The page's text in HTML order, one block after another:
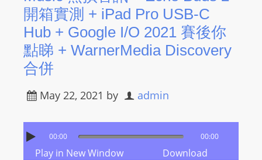
開箱實測 + iPad Pro USB-C
Hub + Google I/O 2021 賽後你
點睇 + WarnerMedia Discovery
合併
May 22, 2021 by admin
00:00 00:00
Play in New Window Download